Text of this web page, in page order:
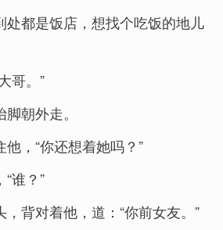
处都是饭店，想找个吃饭的地儿
哥。”
朝外走。
，“你还想着她吗？”
谁？”
背对着他，道：“你前女友。”